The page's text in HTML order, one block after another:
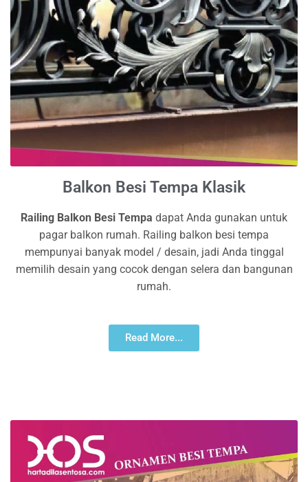
Balkon Besi Tempa Klasik
Railing Balkon Besi Tempa dapat Anda gunakan untuk
pagar balkon rumah. Railing balkon besi tempa
mempunyai banyak model / desain, jadi Anda tinggal
memilih desain yang cocok dengan selera dan bangunan
rumah.
Read More...